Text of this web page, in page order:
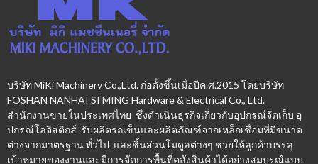
บริษัท MiKi Machinery Co.,Ltd. ก่อตั้งขึ้นเมื่อปีค.ศ.2015 โดยบริษัท
FOSHAN NANHAI SI MING Hardware & Electrical Co., Ltd.
สำนักงานขายในประเทศไทย ซึ่งดำเนินธุรกิจเกี่ยวกับอุปกรณ์จัดเก็บ อุ
ปกรณ์โลจิสติกส์ รับผลิตรถเข็นและผลิตภัณฑ์จากเหล็กเชื่อมที่มีขนาด
ต่างจากมาตรฐาน ทั่วไป และชิ้นส่วนโมดูลต่างๆ ช่วยให้ลูกค้าบรรลุ
เป้าหมายของงานและมีการจัดการพื้นที่คลังสินค้าได้อย่างสมบูรณ์แบบ